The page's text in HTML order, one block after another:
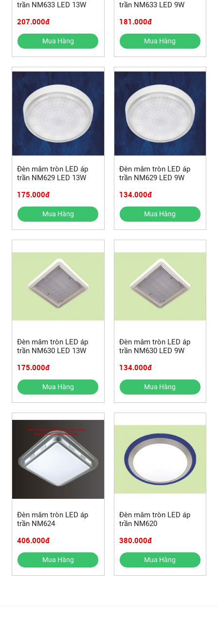
trần NM633 LED 13W
207.000đ
Mua Hàng
trần NM633 LED 9W
181.000đ
Mua Hàng
Đèn mâm tròn LED áp
trần NM629 LED 13W
175.000đ
Mua Hàng
Đèn mâm tròn LED áp
trần NM629 LED 9W
134.000đ
Mua Hàng
Đèn mâm tròn LED áp
trần NM630 LED 13W
175.000đ
Mua Hàng
Đèn mâm tròn LED áp
trần NM630 LED 9W
134.000đ
Mua Hàng
Đèn mâm tròn LED áp
trần NM624
406.000đ
Mua Hàng
Đèn mâm tròn LED áp
trần NM620
380.000đ
Mua Hàng